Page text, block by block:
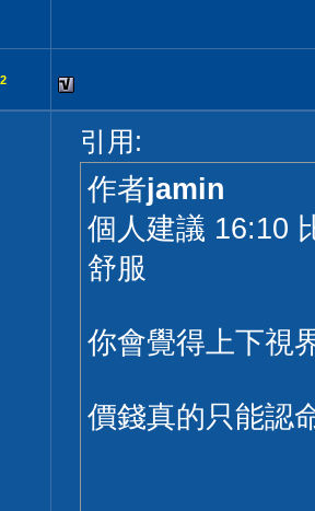
引用:
作者jamin
個人建議 16:10
舒服
你會覺得上下視
價錢真的只能認